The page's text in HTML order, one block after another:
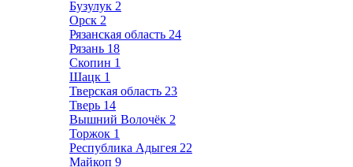
Бузулук 2
Орск 2
Рязанская область 24
Рязань 18
Скопин 1
Шацк 1
Тверская область 23
Тверь 14
Вышний Волочёк 2
Торжок 1
Республика Адыгея 22
Майкоп 9